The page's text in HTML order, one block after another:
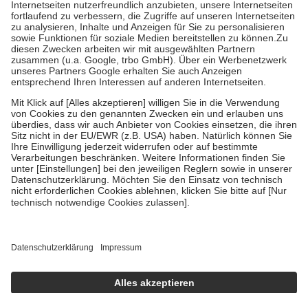
Prozent des Abgabepreises,mindestensjedochfünf Euround
höchstens zehn Euro.Es sind jedoch nie mehr als die tatsächlichen
Kosten der Leistung zu entrichten.
Diese Regeln gelten grundsätzlich auch für Online-Apotheken.
Bei Heilmitteln und häuslicher Krankenpflege beträgt die
Zuzahlung zehn Prozent der Kosten sowie zehn Euro je
Um das Engagement der Versicherten für ihre eigene Gesundheit zu
stärken und die besondere Stellung der Familie zu unterstützen,
fallenkeine Zuzahlungen an bei:
• Kindern und Jugendlichen bis zum vollendeten 18. Lebensjahr
mit Ausnahme der Fahrkosten
• Untersuchungen zur Vorsorge und Früherkennung, die von der
GKV getragen werden
• empfohlenen Schutzimpfungen
Wir nutzen Trusted Shops als unabhängigen Dienstleister für die
getroffen, um sicherzustellen, dass es sich um echte Bewertungen